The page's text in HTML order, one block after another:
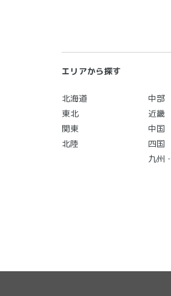
エリアから探す
北海道
東北
関東
北陸
中部
近畿
中国
四国
九州